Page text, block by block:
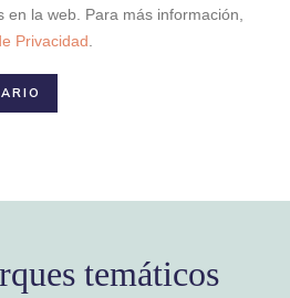
en la web. Para más información,
Privacidad .
temáticos